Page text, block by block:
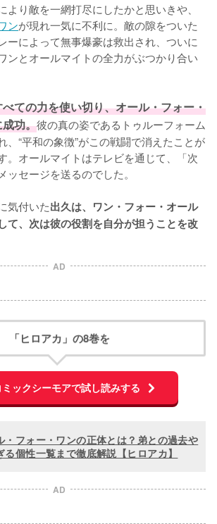
より敵を一網打尽にしたかと思いきや、
ンが現れ一気に不利に。敵の隙をついた
ーによって無事爆豪は救出され、ついに
ンとオールマイトの全力がぶつかり合い
ての力を使い切り、オール・フォー・
功。彼の真の姿であるトゥルーフォーム
、“平和の象徴”がこの戦闘で消えたことが
。オールマイトはテレビを通じて、「次
ッセージを送るのでした。
気付いた出久は、ワン・フォー・オール
て、次は彼の役割を自分が担うことを改
AD
「ヒロアカ」の8巻を
ックシーモアで試し読みする
・フォー・ワンの正体とは？弟との過去や
る個性一覧まで徹底解説【ヒロアカ】
AD